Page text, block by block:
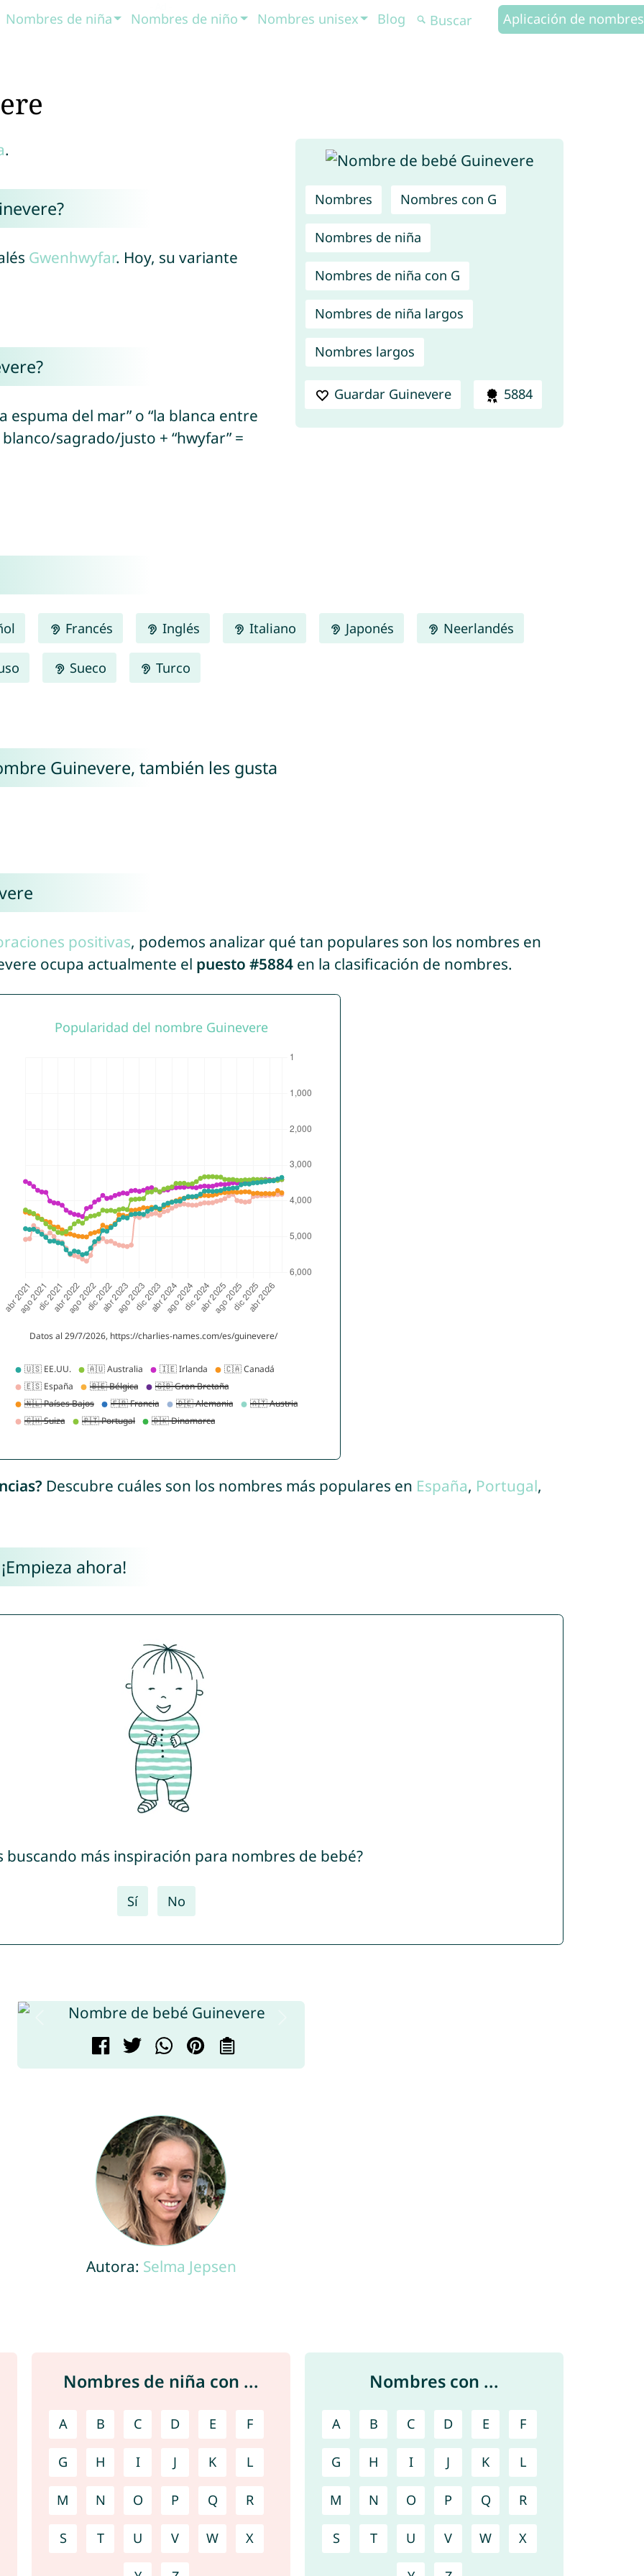
Nombres de niña Nombres de niño Nombres unisex Blog Aplicación de nombres
Nombres Nombres con G
Nombres de niña
Nombres de niña con G
Nombres de niña largos
Nombres largos
Guardar Guinevere 5884
.
Gwenhwyfar. Hoy, su variante
espuma del mar” o “la blanca entre
blanco/sagrado/justo + “hwyfar” =
Francés Inglés Italiano Japonés Neerlandés
Sueco Turco
Guinevere, también les gusta
positivas, podemos analizar qué tan populares son los nombres en
ocupa actualmente el puesto #5884en la clasificación de nombres.
Descubre cuáles son los nombres más populares en España, Portugal,
ahora!
buscando más inspiración para nombres de bebé?
Sí No
Autora: Selma Jepsen
Nombres de niña con ...
A B C D E F
G H I J K L
M N O P Q R
S T U V W X
Nombres con ...
A B C D E F
G H I J K L
M N O P Q R
S T U V W X